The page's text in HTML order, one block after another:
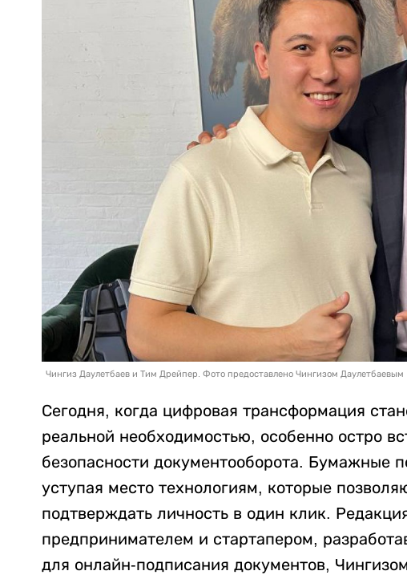
Чингиз Даулетбаев и Тим Дрейпер. Фото предоставлено Чингизом Даулетбаевым
Сегодня, когда цифровая трансформация
реальной необходимостью, особенно остро
безопасности документооборота. Бумажные
уступая место технологиям, которые
подтверждать личность в один клик.
предпринимателем и стартапером,
для онлайн-подписания документов,